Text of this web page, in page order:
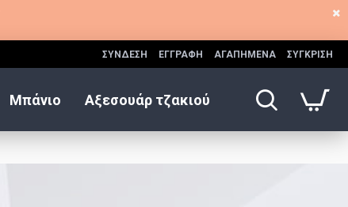
ΣΥΝΔΕΣΗ ΕΓΓΡΑΦΗ ΑΓΑΠΗΜΕΝΑ ΣΥΓΚΡΙΣΗ
Μπάνιο Αξεσουάρ τζακιού